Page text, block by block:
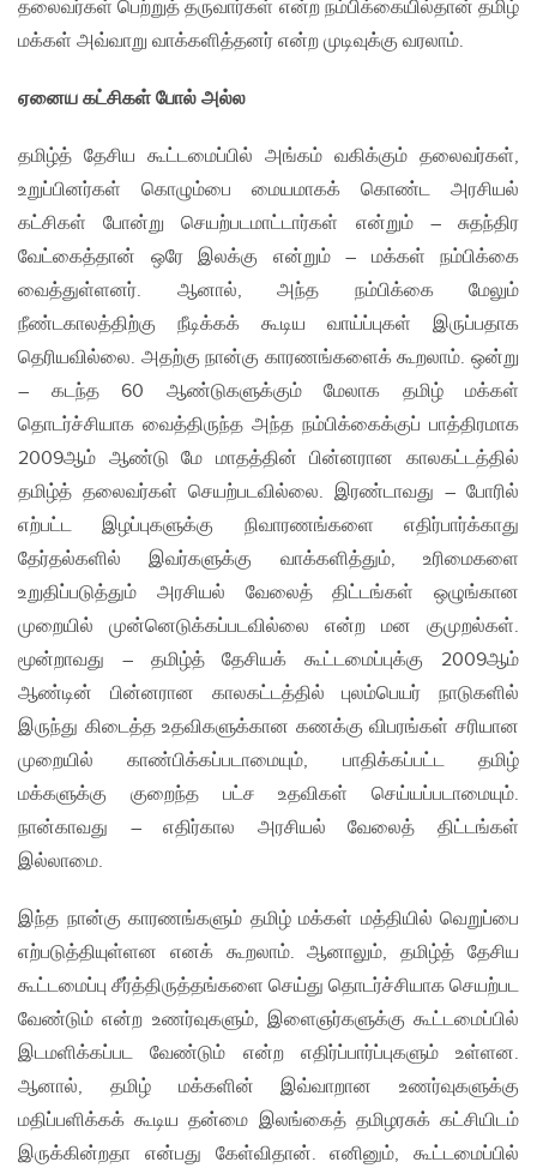
தலைவர்கள் பெற்றுத் தருவார்கள் என்ற நம்பிக்கையில்தான் தமிழ்
மக்கள் அவ்வாறு வாக்களித்தனர் என்ற முடிவுக்கு வரலாம்.
ஏனைய கட்சிகள் போல் அல்ல
தமிழ்த் தேசிய கூட்டமைப்பில் அங்கம் வகிக்கும் தலைவர்கள்,
உறுப்பினர்கள் கொழும்பை மையமாகக் கொண்ட அரசியல்
கட்சிகள் போன்று செயற்படமாட்டார்கள் என்றும் – சுதந்திர
வேட்கைத்தான் ஒரே இலக்கு என்றும் – மக்கள் நம்பிக்கை
வைத்துள்ளனர். ஆனால், அந்த நம்பிக்கை மேலும்
நீண்டகாலத்திற்கு நீடிக்கக் கூடிய வாய்ப்புகள் இருப்பதாக
தெரியவில்லை. அதற்கு நான்கு காரணங்களைக் கூறலாம். ஒன்று
– கடந்த 60 ஆண்டுகளுக்கும் மேலாக தமிழ் மக்கள்
தொடர்ச்சியாக வைத்திருந்த அந்த நம்பிக்கைக்குப் பாத்திரமாக
2009ஆம் ஆண்டு மே மாதத்தின் பின்னரான காலகட்டத்தில்
தமிழ்த் தலைவர்கள் செயற்படவில்லை. இரண்டாவது – போரில்
எற்பட்ட இழப்புகளுக்கு நிவாரணங்களை எதிர்பார்க்காது
தேர்தல்களில் இவர்களுக்கு வாக்களித்தும், உரிமைகளை
உறுதிப்படுத்தும் அரசியல் வேலைத் திட்டங்கள் ஒழுங்கான
முறையில் முன்னெடுக்கப்படவில்லை என்ற மன குமுறல்கள்.
மூன்றாவது – தமிழ்த் தேசியக் கூட்டமைப்புக்கு 2009ஆம்
ஆண்டின் பின்னரான காலகட்டத்தில் புலம்பெயர் நாடுகளில்
இருந்து கிடைத்த உதவிகளுக்கான கணக்கு விபரங்கள் சரியான
முறையில் காண்பிக்கப்படாமையும், பாதிக்கப்பட்ட தமிழ்
மக்களுக்கு குறைந்த பட்ச உதவிகள் செய்யப்படாமையும்.
நான்காவது – எதிர்கால அரசியல் வேலைத் திட்டங்கள்
இல்லாமை.
இந்த நான்கு காரணங்களும் தமிழ் மக்கள் மத்தியில் வெறுப்பை
எற்படுத்தியுள்ளன எனக் கூறலாம். ஆனாலும், தமிழ்த் தேசிய
கூட்டமைப்பு சீர்த்திருத்தங்களை செய்து தொடர்ச்சியாக செயற்பட
வேண்டும் என்ற உணர்வுகளும், இளைஞர்களுக்கு கூட்டமைப்பில்
இடமளிக்கப்பட வேண்டும் என்ற எதிர்ப்பார்ப்புகளும் உள்ளன.
ஆனால், தமிழ் மக்களின் இவ்வாறான உணர்வுகளுக்கு
மதிப்பளிக்கக் கூடிய தன்மை இலங்கைத் தமிழரசுக் கட்சியிடம்
இருக்கின்றதா என்பது கேள்விதான். எனினும், கூட்டமைப்பில்